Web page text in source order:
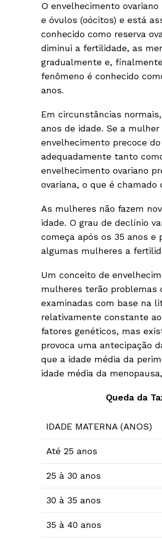
O envelhecimento
e óvulos (oócitos) e está
conhecido como reserva
diminui a fertilidade, as
gradualmente e,
fenômeno é conhecido
anos.
Em circunstâncias
anos de idade. Se a
envelhecimento precoce
adequadamente tanto
envelhecimento ovariano
ovariana, o que é
As mulheres não fazem
idade. O grau de declínio
começa após os 35 anos
algumas mulheres a
Um conceito de
mulheres terão problemas
examinadas com base na
relativamente constante
fatores genéticos, mas
provoca uma antecipação
que a idade média da
idade média da
Queda da
IDADE MATERNA (ANOS)
Até 25 anos
25 à 30 anos
30 à 35 anos
35 à 40 anos